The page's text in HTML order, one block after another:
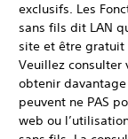
exclusifs. Les
sans fils dit LAN
site et être gratuit
Veuillez consulter
obtenir
peuvent ne PAS
web ou